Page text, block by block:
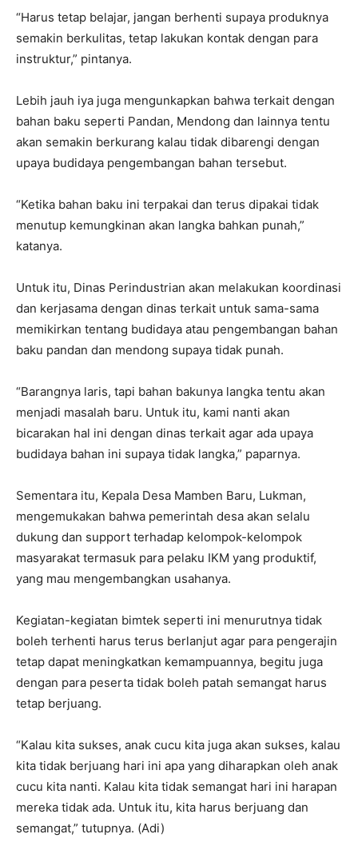
“Harus tetap belajar, jangan berhenti supaya produknya
semakin berkulitas, tetap lakukan kontak dengan para
instruktur,” pintanya.
Lebih jauh iya juga mengunkapkan bahwa terkait dengan
bahan baku seperti Pandan, Mendong dan lainnya tentu
akan semakin berkurang kalau tidak dibarengi dengan
upaya budidaya pengembangan bahan tersebut.
“Ketika bahan baku ini terpakai dan terus dipakai tidak
menutup kemungkinan akan langka bahkan punah,”
katanya.
Untuk itu, Dinas Perindustrian akan melakukan koordinasi
dan kerjasama dengan dinas terkait untuk sama-sama
memikirkan tentang budidaya atau pengembangan bahan
baku pandan dan mendong supaya tidak punah.
“Barangnya laris, tapi bahan bakunya langka tentu akan
menjadi masalah baru. Untuk itu, kami nanti akan
bicarakan hal ini dengan dinas terkait agar ada upaya
budidaya bahan ini supaya tidak langka,” paparnya.
Sementara itu, Kepala Desa Mamben Baru, Lukman,
mengemukakan bahwa pemerintah desa akan selalu
dukung dan support terhadap kelompok-kelompok
masyarakat termasuk para pelaku IKM yang produktif,
yang mau mengembangkan usahanya.
Kegiatan-kegiatan bimtek seperti ini menurutnya tidak
boleh terhenti harus terus berlanjut agar para pengerajin
tetap dapat meningkatkan kemampuannya, begitu juga
dengan para peserta tidak boleh patah semangat harus
tetap berjuang.
“Kalau kita sukses, anak cucu kita juga akan sukses, kalau
kita tidak berjuang hari ini apa yang diharapkan oleh anak
cucu kita nanti. Kalau kita tidak semangat hari ini harapan
mereka tidak ada. Untuk itu, kita harus berjuang dan
semangat,” tutupnya. (Adi)